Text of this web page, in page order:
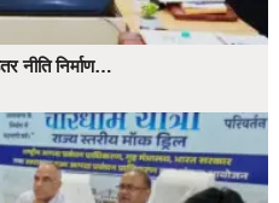
नीति निर्माण…